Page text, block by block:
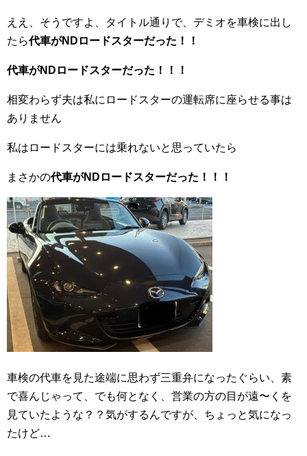
ええ、そうですよ、タイトル通りで、デミオを車検に出し
たら代車がNDロードスターだった！！
代車がNDロードスターだった！！！
相変わらず夫は私にロードスターの運転席に座らせる事は
ありません
私はロードスターには乗れないと思っていたら
まさかの代車がNDロードスターだった！！！
車検の代車を見た途端に思わず三重弁になったぐらい、素
で喜んじゃって、でも何となく、営業の方の目が遠〜くを
見ていたような？？気がするんですが、ちょっと気になっ
たけど…